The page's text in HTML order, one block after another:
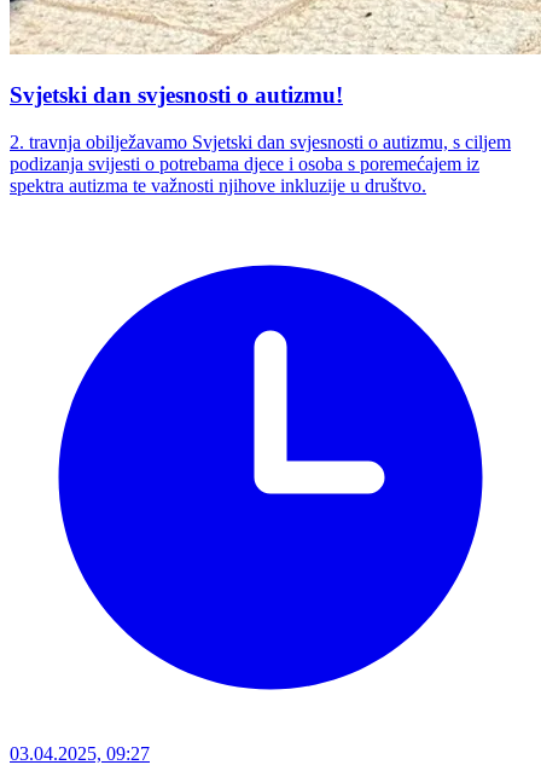
Svjetski dan svjesnosti o autizmu!
2. travnja obilježavamo Svjetski dan svjesnosti o autizmu, s ciljem
podizanja svijesti o potrebama djece i osoba s poremećajem iz
spektra autizma te važnosti njihove inkluzije u društvo.
03.04.2025, 09:27